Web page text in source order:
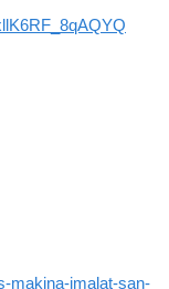
makina-imalat-san-